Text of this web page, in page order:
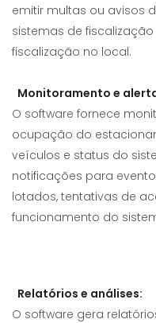
emitir multas ou avisos
sistemas de
fiscalização no local.
Monitoramento e
O software fornece
ocupação do
veículos e status do
notificações para
lotados, tentativas de
funcionamento do
Relatórios e análises:
O software gera